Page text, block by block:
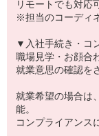
リモートでも対応
※担当のコーディ
▼入社手続き・コ
職場見学・お顔合
就業意思の確認を
就業希望の場合は
能。
コンプライアンス